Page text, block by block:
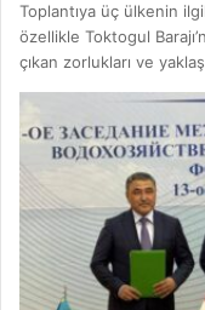
Toplantıya üç ülkenin
özellikle Toktogul
çıkan zorlukları ve